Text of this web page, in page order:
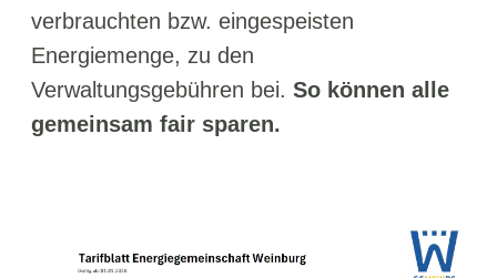
verbrauchten bzw. eingespeisten
Energiemenge, zu den
Verwaltungsgebühren bei.So können alle
gemeinsam fair sparen.